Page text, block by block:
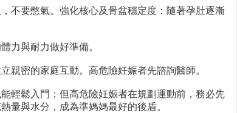
不要憋氣。強化核心及骨盆穩定度：隨著孕肚逐漸
力與耐力做好準備。
親密的家庭互動。高危險妊娠者先諮詢醫師。
輕鬆入門；但高危險妊娠者在規劃運動前，務必先
量與水分，成為準媽媽最好的後盾。